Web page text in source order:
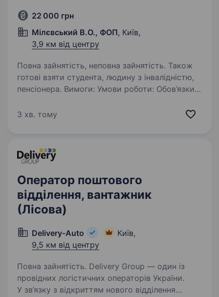
22 000 грн
Мілєвський В.О., ФОП, Київ,
3,9 км від центру
Повна зайнятість, неповна зайнятість. Також
готові взяти студента, людину з інвалідністю,
пенсіонера. Вимоги: Умови роботи: Обов’язки:
керівника Інтернет-магазин MELMIL шукає
Либідська. Умови…
3 хв. тому
Оператор поштового
відділення, вантажник
(Лісова)
Delivery-Auto
Київ,
9,5 км від центру
Повна зайнятість. Delivery Group — один із
провідних логістичних операторів України.
У зв’язку з відкриттям нового відділення